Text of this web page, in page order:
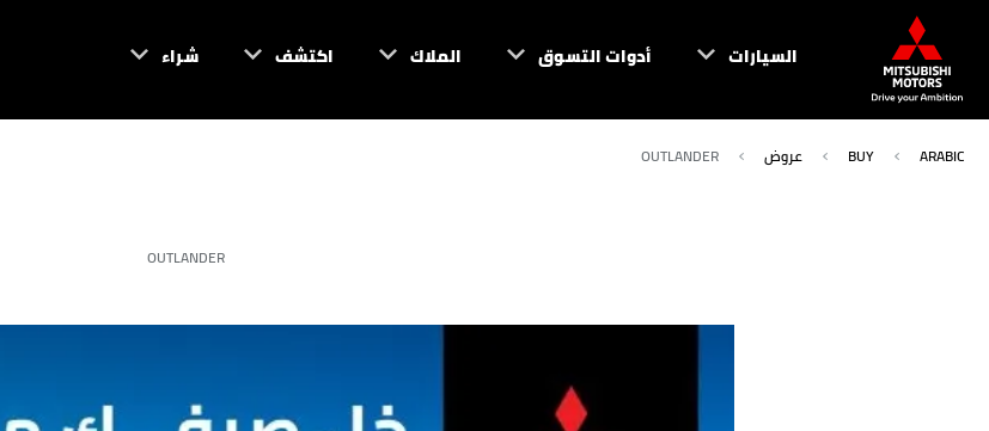
السيارات أدوات التسوق الملاك اكتشف شراء
ARABIC
BUY عروض OUTLANDER
OUTLANDER